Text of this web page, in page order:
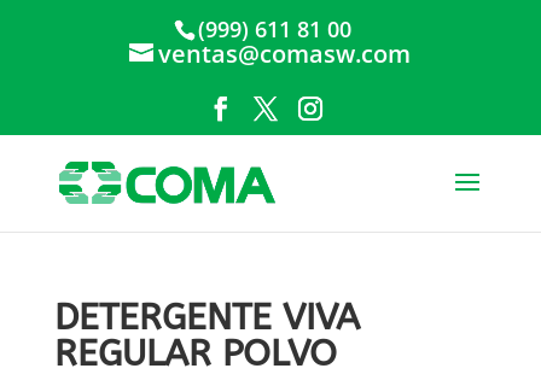
(999) 611 81 00
ventas@comasw.com
DETERGENTE VIVA
REGULAR POLVO